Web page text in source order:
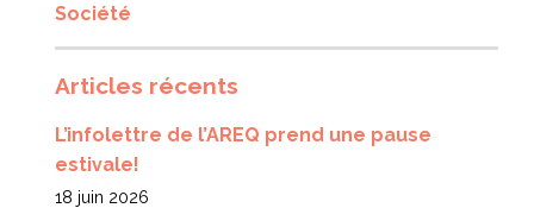
Société
Articles récents
L’infolettre de l’AREQ prend une pause
estivale!
18 juin 2026